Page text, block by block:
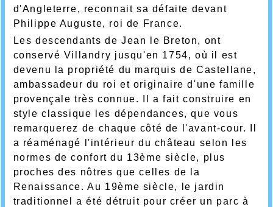
d'Angleterre, reconnait sa défaite devant
Philippe Auguste, roi de France.
Les descendants de Jean le Breton, ont
conservé Villandry jusqu'en 1754, où il est
devenu la propriété du marquis de Castellane,
ambassadeur du roi et originaire d'une famille
provençale très connue. Il a fait construire en
style classique les dépendances, que vous
remarquerez de chaque côté de l'avant-cour. Il
a réaménagé l'intérieur du château selon les
normes de confort du 13ème siècle, plus
proches des nôtres que celles de la
Renaissance. Au 19ème siècle, le jardin
traditionnel a été détruit pour créer un parc à